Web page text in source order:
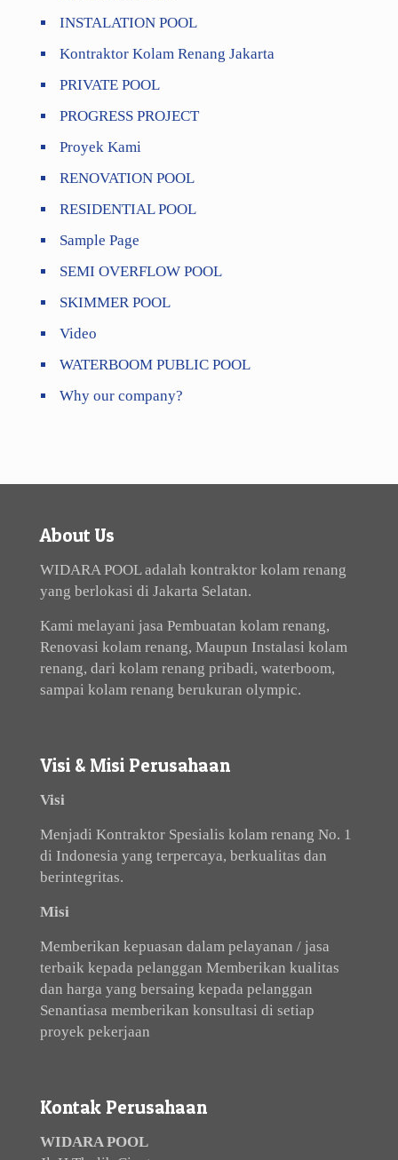
INSTALATION POOL
Kontraktor Kolam Renang Jakarta
PRIVATE POOL
PROGRESS PROJECT
Proyek Kami
RENOVATION POOL
RESIDENTIAL POOL
Sample Page
SEMI OVERFLOW POOL
SKIMMER POOL
Video
WATERBOOM PUBLIC POOL
Why our company?
About Us
WIDARA POOL adalah kontraktor kolam renang
yang berlokasi di Jakarta Selatan.
Kami melayani jasa Pembuatan kolam renang,
Renovasi kolam renang, Maupun Instalasi kolam
renang, dari kolam renang pribadi, waterboom,
sampai kolam renang berukuran olympic.
Visi & Misi Perusahaan
Visi
Menjadi Kontraktor Spesialis kolam renang No. 1
di Indonesia yang terpercaya, berkualitas dan
berintegritas.
Misi
Memberikan kepuasan dalam pelayanan / jasa
terbaik kepada pelanggan Memberikan kualitas
dan harga yang bersaing kepada pelanggan
Senantiasa memberikan konsultasi di setiap
proyek pekerjaan
Kontak Perusahaan
WIDARA POOL